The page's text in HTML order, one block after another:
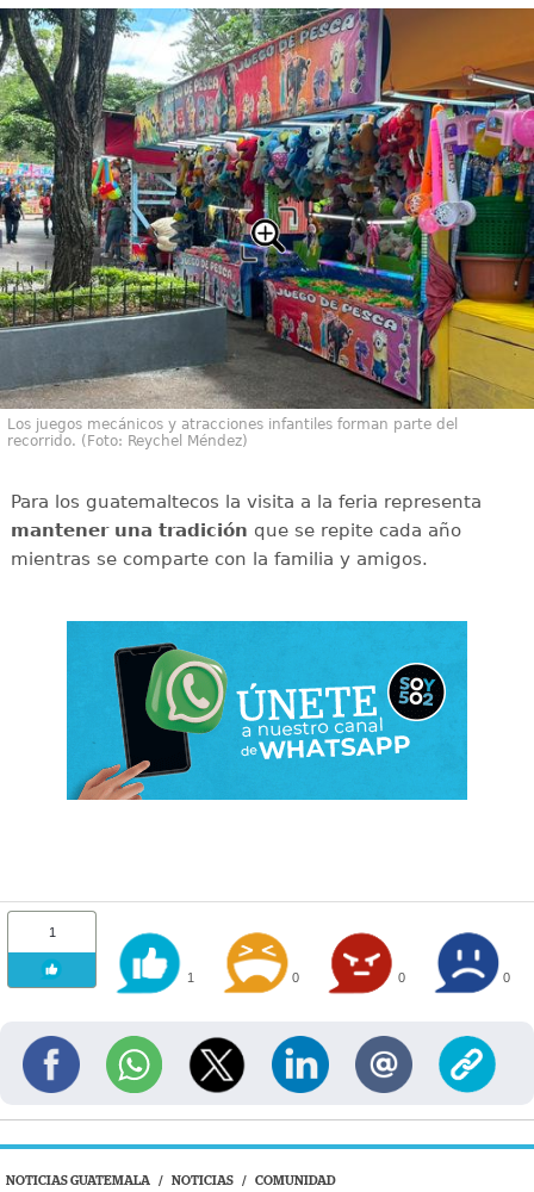
Los juegos mecánicos y atracciones infantiles forman parte del
recorrido. (Foto: Reychel Méndez)
Para los guatemaltecos la visita a la feria representa
mantener una tradición que se repite cada año
mientras se comparte con la familia y amigos.
1
1 0 0 0
NOTICIAS GUATEMALA / NOTICIAS / COMUNIDAD